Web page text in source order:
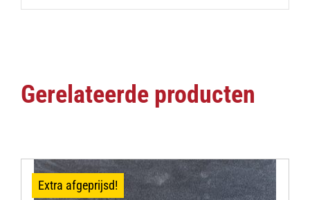
Gerelateerde producten
Extra afgeprijsd!